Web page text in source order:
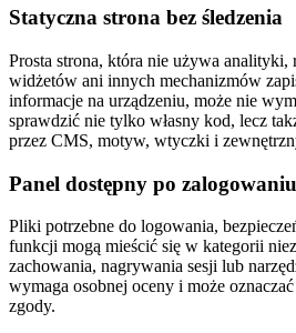
Statyczna strona bez śledzenia
Prosta strona, która nie używa analityki,
widżetów ani innych mechanizmów
informacje na urządzeniu, może nie
sprawdzić nie tylko własny kod, lecz
przez CMS, motyw, wtyczki i
Panel dostępny po zalogowaniu
Pliki potrzebne do logowania,
funkcji mogą mieścić się w kategorii
zachowania, nagrywania sesji lub
wymaga osobnej oceny i może
zgody.